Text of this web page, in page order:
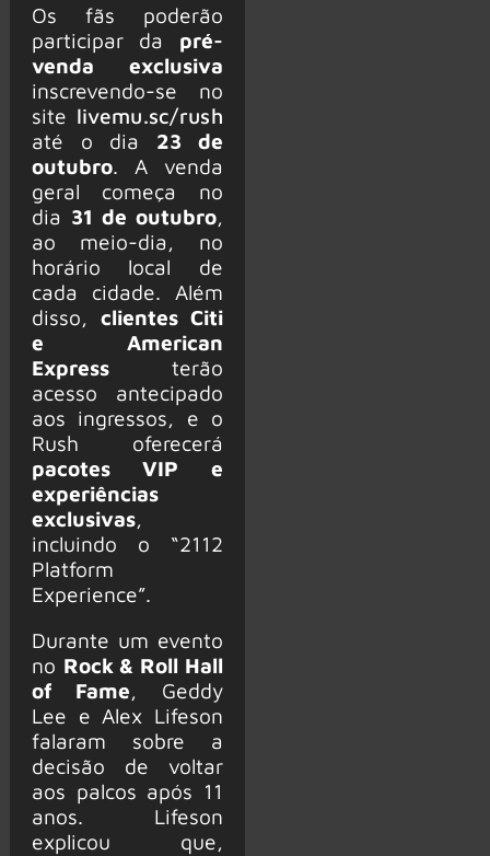
Os fãs poderão
participar da pré-
venda exclusiva
inscrevendo-se no
site livemu.sc/rush
até o dia 23 de
outubro. A venda
geral começa no
dia 31 de outubro,
ao meio-dia, no
horário local de
cada cidade. Além
disso, clientes Citi
e American
Expressterão
acesso antecipado
aos ingressos, e o
Rush oferecerá
pacotes VIP e
experiências
exclusivas,
incluindo o “2112
Platform
Experience”.
Durante um evento
no Rock & Roll Hall
of Fame, Geddy
Lee e Alex Lifeson
falaram sobre a
decisão de voltar
aos palcos após 11
anos. Lifeson
explicou que,